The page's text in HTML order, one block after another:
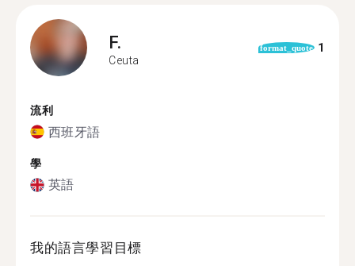
F.
Ceuta
format_quote 1
流利
西班牙語
學
英語
我的語言學習目標